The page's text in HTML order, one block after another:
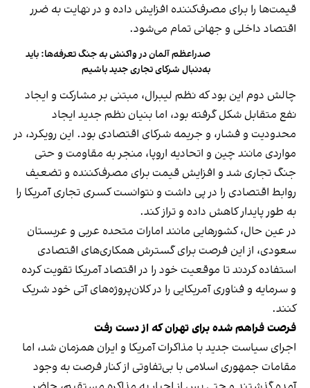
قیمت‌ها را برای مصرف‌کننده افزایش داده و در نهایت به ضرر
اقتصاد داخلی و جهانی تمام می‌شود.
صدراعظم آلمان در واکنش به جنگ تعرفه‌ها: باید
به‌دنبال شرکای تجاری جدید باشیم
چالش دوم این بود که نظم لیبرال، مبتنی بر مشارکت و ایجاد
نفع متقابل شکل گرفته بود، اما بنیان نظم جدید ایجاد
محدودیت و فشار، و جریمه شرکای اقتصادی بود. این رویکرد، در
مواردی مانند چین و اتحادیه اروپا، منجر به مقاومت و حتی
جنگ تجاری شد و افزایش قیمت برای مصرف‌کننده و تضعیف
روابط اقتصادی را در پی داشت و نتوانست کسری تجاری آمریکا را
به طور پایدار کاهش داده و تراز کند.
در عین حال، کشورهایی مانند امارات متحده عربی و عربستان
سعودی، از این فرصت برای گسترش همکاری‌های اقتصادی
استفاده کردند تا موقعیت خود را در اقتصاد آمریکا تقویت کرده
و سرمایه و فناوری آمریکایی را در کلان‌پروژه‌های آتی خود شریک
کنند.
فرصت فراهم شده برای تهران که از دست رفت
اجرای سیاست جدید با مذاکرات آمریکا و ایران همزمان شد، اما
مقامات جمهوری اسلامی با بی‌تفاوتی از کنار فرصت به وجود